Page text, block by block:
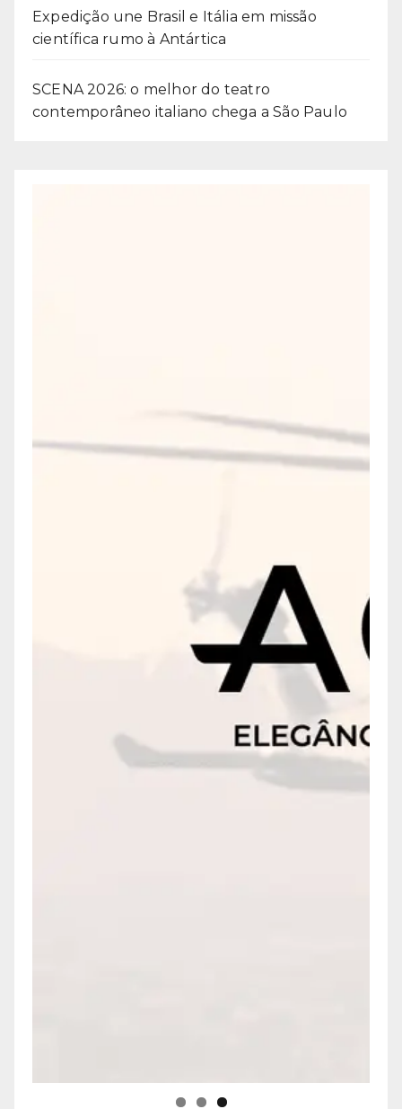
Expedição une Brasil e Itália em missão
científica rumo à Antártica
SCENA 2026: o melhor do teatro
contemporâneo italiano chega a São Paulo